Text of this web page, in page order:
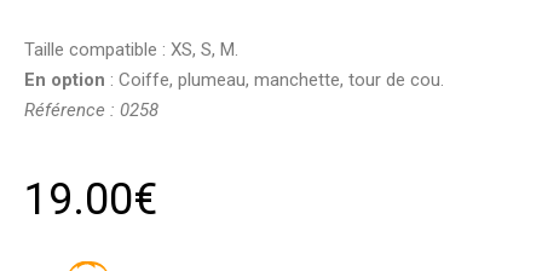
Taille compatible : XS, S, M.
En option : Coiffe, plumeau, manchette, tour de cou.
Référence : 0258
19.00€